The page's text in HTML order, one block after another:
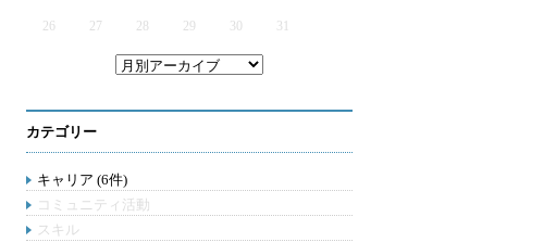
26 27 28 29 30 31
カテゴリー
キャリア (6件)
コミュニティ活動
スキル